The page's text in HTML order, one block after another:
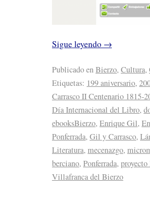
Sigue leyendo →
Publicado enBierzo, Cultura,
Etiquetas: 199 aniversario,
Carrasco II Centenario 1815-
Día Internacional del Libro,
ebooksBierzo, Enrique Gil,
Ponferrada, Gil y Carrasco,
Literatura, mecenazgo,
berciano, Ponferrada,
Villafranca del Bierzo